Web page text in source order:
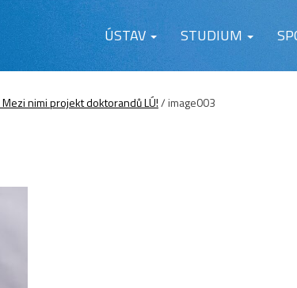
ÚSTAV STUDIUM
nimi projekt doktorandů LÚ!/image003